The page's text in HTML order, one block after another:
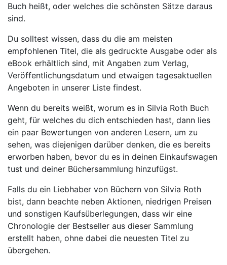
Buch heißt, oder welches die schönsten Sätze daraus
sind.
Du solltest wissen, dass du die am meisten
empfohlenen Titel, die als gedruckte Ausgabe oder als
eBook erhältlich sind, mit Angaben zum Verlag,
Veröffentlichungsdatum und etwaigen tagesaktuellen
Angeboten in unserer Liste findest.
Wenn du bereits weißt, worum es in Silvia Roth Buch
geht, für welches du dich entschieden hast, dann lies
ein paar Bewertungen von anderen Lesern, um zu
sehen, was diejenigen darüber denken, die es bereits
erworben haben, bevor du es in deinen Einkaufswagen
tust und deiner Büchersammlung hinzufügst.
Falls du ein Liebhaber von Büchern von Silvia Roth
bist, dann beachte neben Aktionen, niedrigen Preisen
und sonstigen Kaufsüberlegungen, dass wir eine
Chronologie der Bestseller aus dieser Sammlung
erstellt haben, ohne dabei die neuesten Titel zu
übergehen.